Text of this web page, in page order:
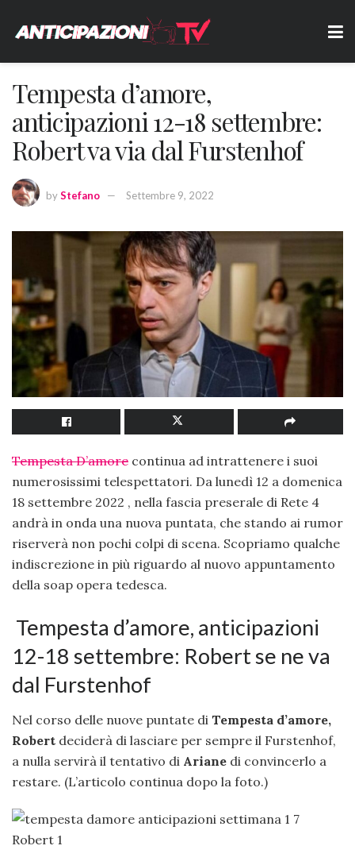
Tempesta d’amore,
anticipazioni 12-18 settembre:
Robert va via dal Furstenhof
byStefano Settembre 9, 2022
Tempesta D’amore continua ad intrattenere i suoi
numerosissimi telespettatori. Da lunedì 12 a domenica
18 settembre 2022 , nella fascia preserale di Rete 4
andrà in onda una nuova puntata, che stando ai rumor
riserverà non pochi colpi di scena. Scopriamo qualche
indiscrezione in più riguardo al nuovo appuntamento
della soap opera tedesca.
Tempesta d’amore, anticipazioni
12-18 settembre: Robert se ne va
dal Furstenhof
Nel corso delle nuove puntate di Tempesta d’amore,
Robert deciderà di lasciare per sempre il Furstenhof,
a nulla servirà il tentativo di Ariane di convincerlo a
restare. (L’articolo continua dopo la foto.)